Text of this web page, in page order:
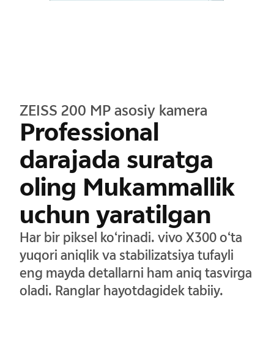
ZEISS 200 MP asosiy kamera
Professional
darajada suratga
oling Mukammallik
uchun yaratilgan
Har bir piksel ko‘rinadi. vivo X300 o‘ta
yuqori aniqlik va stabilizatsiya tufayli
eng mayda detallarni ham aniq tasvirga
oladi. Ranglar hayotdagidek tabiiy.